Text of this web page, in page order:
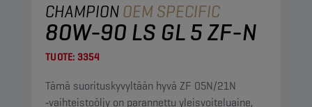
CHAMPIONOEM SPECIFIC
80W-90 LS GL 5 ZF-N
TUOTE: 3354
Tämä suorituskyvyltään hyvä ZF 05N/21N
‑vaihteistoöljy on parannettu yleisvoiteluaine,